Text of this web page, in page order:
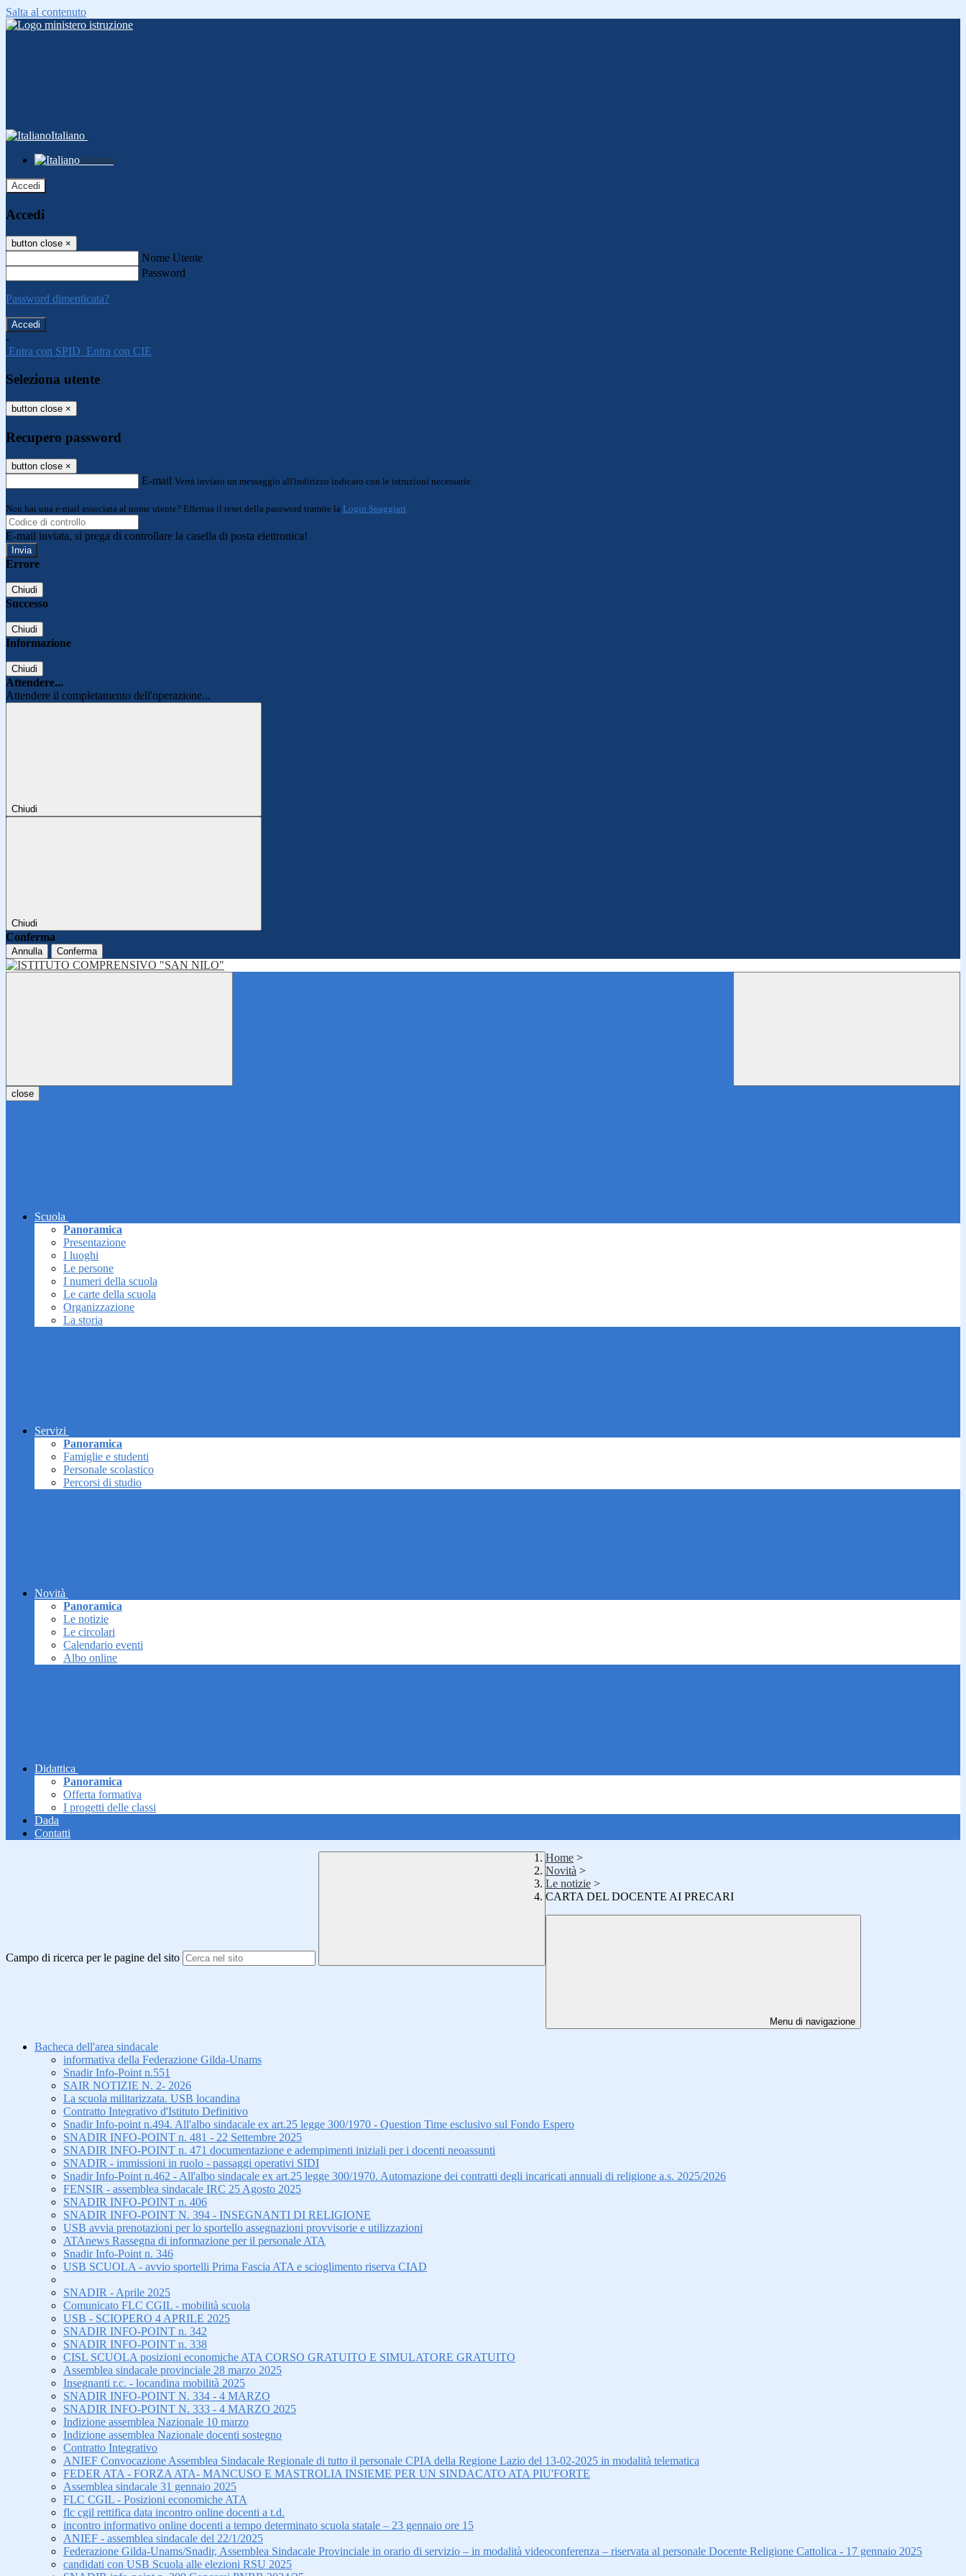
Salta al contenuto
Italiano
Italiano
Accedi
Accedi
button close ×
Nome Utente
Password
Password dimenticata?
-
Entra con SPID Entra con CIE
Seleziona utente
button close ×
Recupero password
button close ×
E-mail Verrà inviato un messaggio all'indirizzo indicato con le istruzioni necessarie.
Non hai una e-mail associata al nome utente? Effettua il reset della password tramite la Login Spaggiari
E-mail inviata, si prega di controllare la casella di posta elettronica!
Errore
Chiudi
Successo
Chiudi
Informazione
Chiudi
Attendere...
Attendere il completamento dell'operazione...
Chiudi
Chiudi
Conferma
Annulla Conferma
close
Scuola
Panoramica
Presentazione
I luoghi
Le persone
I numeri della scuola
Le carte della scuola
Organizzazione
La storia
Servizi
Panoramica
Famiglie e studenti
Personale scolastico
Percorsi di studio
Novità
Panoramica
Le notizie
Le circolari
Calendario eventi
Albo online
Didattica
Panoramica
Offerta formativa
I progetti delle classi
Dada
Contatti
Campo di ricerca per le pagine del sito
Home >
Novità >
Le notizie >
CARTA DEL DOCENTE AI PRECARI
Menu di navigazione
Bacheca dell'area sindacale
informativa della Federazione Gilda-Unams
Snadir Info-Point n.551
SAIR NOTIZIE N. 2- 2026
La scuola militarizzata. USB locandina
Contratto Integrativo d'Istituto Definitivo
Snadir Info-point n.494. All'albo sindacale ex art.25 legge 300/1970 - Question Time esclusivo sul Fondo Espero
SNADIR INFO-POINT n. 481 - 22 Settembre 2025
SNADIR INFO-POINT n. 471 documentazione e adempimenti iniziali per i docenti neoassunti
SNADIR - immissioni in ruolo - passaggi operativi SIDI
Snadir Info-Point n.462 - All'albo sindacale ex art.25 legge 300/1970. Automazione dei contratti degli incaricati annuali di religione a.s. 2025/2026
FENSIR - assemblea sindacale IRC 25 Agosto 2025
SNADIR INFO-POINT n. 406
SNADIR INFO-POINT N. 394 - INSEGNANTI DI RELIGIONE
USB avvia prenotazioni per lo sportello assegnazioni provvisorie e utilizzazioni
ATAnews Rassegna di informazione per il personale ATA
Snadir Info-Point n. 346
USB SCUOLA - avvio sportelli Prima Fascia ATA e scioglimento riserva CIAD
SNADIR - Aprile 2025
Comunicato FLC CGIL - mobilità scuola
USB - SCIOPERO 4 APRILE 2025
SNADIR INFO-POINT n. 342
SNADIR INFO-POINT n. 338
CISL SCUOLA posizioni economiche ATA CORSO GRATUITO E SIMULATORE GRATUITO
Assemblea sindacale provinciale 28 marzo 2025
Insegnanti r.c. - locandina mobilità 2025
SNADIR INFO-POINT N. 334 - 4 MARZO
SNADIR INFO-POINT N. 333 - 4 MARZO 2025
Indizione assemblea Nazionale 10 marzo
Indizione assemblea Nazionale docenti sostegno
Contratto Integrativo
ANIEF Convocazione Assemblea Sindacale Regionale di tutto il personale CPIA della Regione Lazio del 13-02-2025 in modalità telematica
FEDER ATA - FORZA ATA- MANCUSO E MASTROLIA INSIEME PER UN SINDACATO ATA PIU'FORTE
Assemblea sindacale 31 gennaio 2025
FLC CGIL - Posizioni economiche ATA
flc cgil rettifica data incontro online docenti a t.d.
incontro informativo online docenti a tempo determinato scuola statale – 23 gennaio ore 15
ANIEF - assemblea sindacale del 22/1/2025
Federazione Gilda-Unams/Snadir, Assemblea Sindacale Provinciale in orario di servizio – in modalità videoconferenza – riservata al personale Docente Religione Cattolica - 17 gennaio 2025
candidati con USB Scuola alle elezioni RSU 2025